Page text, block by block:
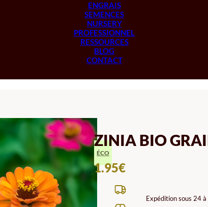
ENGRAIS
SEMENCES
NURSERY
PROFESSIONNEL
RESSOURCES
BLOG
CONTACT
ZINIA BIO
ÉCO
1.95€
Expédition sous 24